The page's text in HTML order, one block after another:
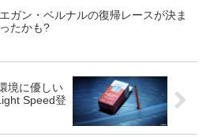
エガン・ベルナルの復帰レースが決ま
ったかも?
境に優しい
Speed登